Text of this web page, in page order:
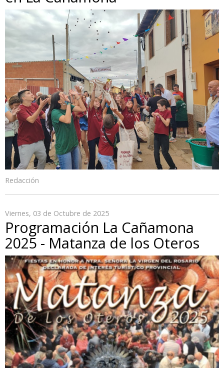
Redacción
Viernes, 03 de Octubre de 2025
Programación La Cañamona
2025 - Matanza de los Oteros